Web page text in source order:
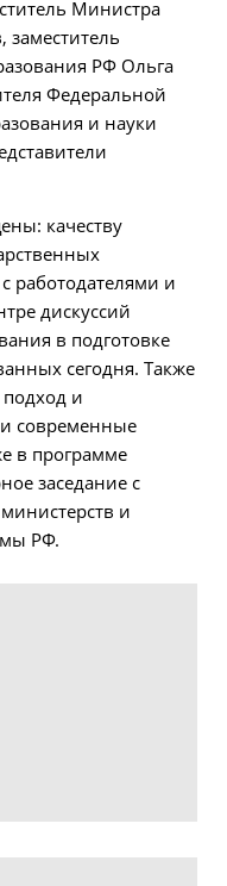
Министра
заместитель
РФ Ольга
Федеральной
и науки
качеству
работодателями и
дискуссий
в подготовке
сегодня. Также
и
современные
в программе
заседание с
и
РФ.